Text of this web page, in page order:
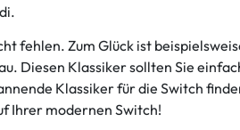
Zum Glück ist
Klassiker sollten Sie
Klassiker für die Switch
Ihrer modernen Switch!